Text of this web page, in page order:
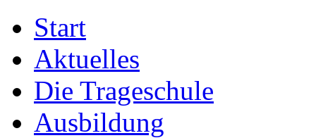
Start
Aktuelles
Die Trageschule
Ausbildung